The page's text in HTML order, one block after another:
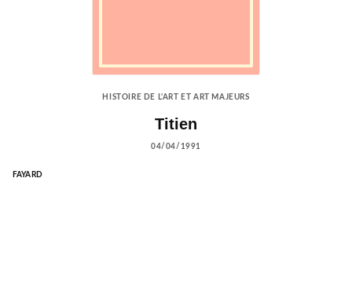
HISTOIRE DE L'ART ET ART MAJEURS
Titien
04/04/1991
FAYARD